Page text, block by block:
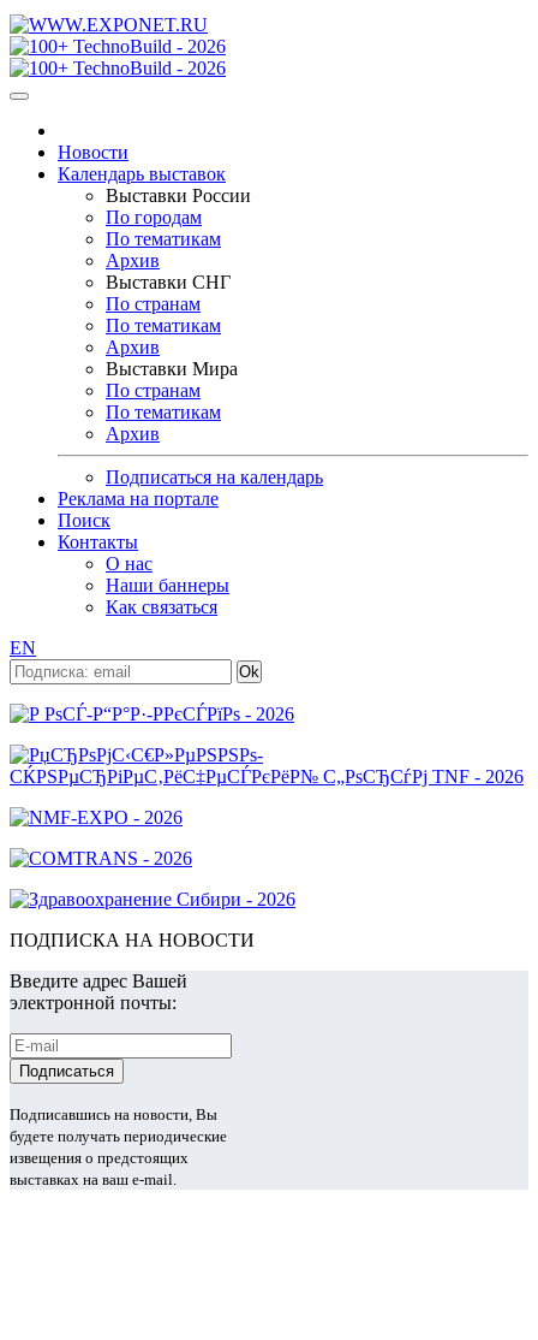
Новости
Календарь выставок
Выставки России
По городам
По тематикам
Архив
Выставки СНГ
По странам
По тематикам
Архив
Выставки Мира
По странам
По тематикам
Архив
Подписаться на календарь
Реклама на портале
Поиск
Контакты
О нас
Наши баннеры
Как связаться
EN
ПОДПИСКА НА НОВОСТИ
Введите адрес Вашей
электронной почты:
Подписавшись на новости, Вы
будете получать периодические
извещения о предстоящих
выставках на ваш e-mail.